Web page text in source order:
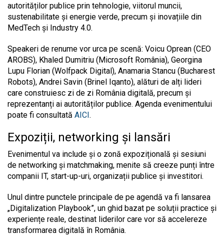
autorităților publice prin tehnologie, viitorul muncii,
sustenabilitate și energie verde, precum și inovațiile din
MedTech și Industry 4.0.
Speakeri de renume vor urca pe scenă: Voicu Oprean (CEO
AROBS), Khaled Dumitriu (Microsoft România), Georgina
Lupu Florian (Wolfpack Digital), Anamaria Stancu (Bucharest
Robots), Andrei Savin (Brinel Iqanto), alături de alți lideri
care construiesc zi de zi România digitală, precum și
reprezentanți ai autorităților publice. Agenda evenimentului
poate fi consultată AICI.
Expoziții, networking și lansări
Evenimentul va include și o zonă expozițională și sesiuni
de networking și matchmaking, menite să creeze punți între
companii IT, start-up-uri, organizații publice și investitori.
Unul dintre punctele principale de pe agendă va fi lansarea
„Digitalization Playbook”, un ghid bazat pe soluții practice și
experiențe reale, destinat liderilor care vor să accelereze
transformarea digitală în România.